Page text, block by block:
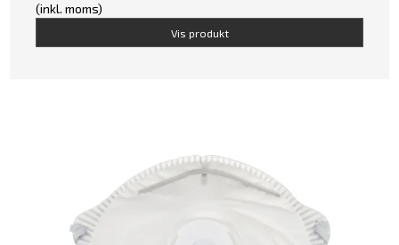
(inkl. moms)
Vis produkt